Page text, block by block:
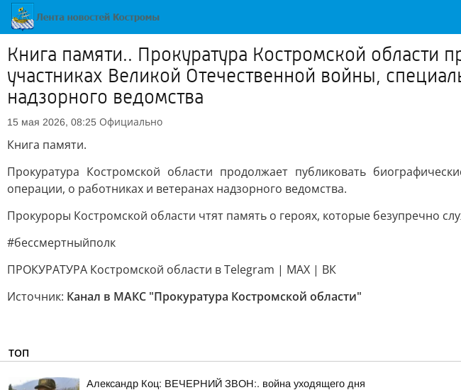
Книга памяти.. Прокуратура Костромской области
участниках Великой Отечественной войны,
надзорного ведомства
15 мая 2026, 08:25 Официально
Книга памяти.
Прокуратура Костромской области продолжает публиковать
операции, о работниках и ветеранах надзорного ведомства.
Прокуроры Костромской области чтят память о героях, которые безупречно
#бессмертныйполк
ПРОКУРАТУРА Костромской области в Telegram | MAX | ВК
Источник: Канал в МАКС "Прокуратура Костромской области"
ТОП
Александр Коц: ВЕЧЕРНИЙ ЗВОН:. война уходящего дня